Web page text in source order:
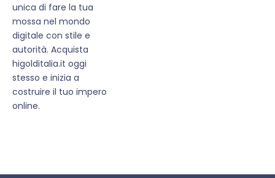
unica di fare la tua
mossa nel mondo
digitale con stile e
autorità. Acquista
higolditalia.it oggi
stesso e inizia a
costruire il tuo impero
online.